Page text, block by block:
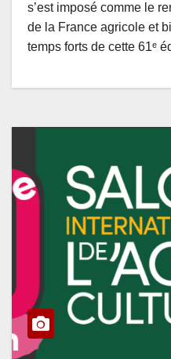
s’est imposé comme le
de la France agricole et
temps forts de cette 61ᵉ